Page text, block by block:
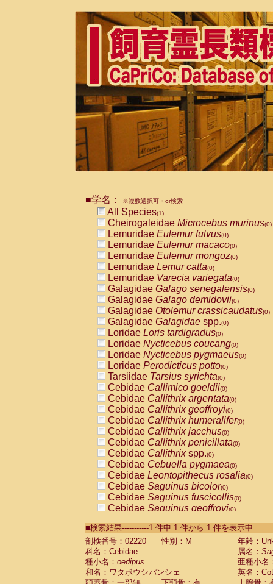
■学名： ※複数選択可・or検索
All Species(1)
Cheirogaleidae Microcebus murinus(0)
Lemuridae Eulemur fulvus(0)
Lemuridae Eulemur macaco(0)
Lemuridae Eulemur mongoz(0)
Lemuridae Lemur catta(0)
Lemuridae Varecia variegata(0)
Galagidae Galago senegalensis(0)
Galagidae Galago demidovii(0)
Galagidae Otolemur crassicaudatus(0)
Galagidae Galagidae spp.(0)
Loridae Loris tardigradus(0)
Loridae Nycticebus coucang(0)
Loridae Nycticebus pygmaeus(0)
Loridae Perodicticus potto(0)
Tarsiidae Tarsius syrichta(0)
Cebidae Callimico goeldii(0)
Cebidae Callithrix argentata(0)
Cebidae Callithrix geoffroyi(0)
Cebidae Callithrix humeralifer(0)
Cebidae Callithrix jacchus(0)
Cebidae Callithrix penicillata(0)
Cebidae Callithrixspp.(0)
Cebidae Cebuella pygmaea(0)
Cebidae Leontopithecus rosalia(0)
Cebidae Saguinus bicolor(0)
Cebidae Saguinus fuscicollis(0)
Cebidae Saguinus geoffroyi(0)
CebidaeSaguinus labiatus(0)
Cebidae Saguinus leucopus (0)
Cebidae
Cebidae
CebidaeSaguinus nigricollis (0)
■検索結果-----------1 件中 1 件から 1 件を表示中
剖検番号：02220
性別：M
年齢：
科名：Cebidae
属名：
種小名： oedipus
亜種小名
和名：ワタボウシパンシェ
英名：